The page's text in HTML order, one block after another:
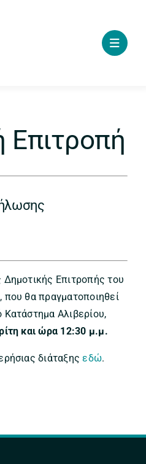
Επιτροπή
Δημοτικής Επιτροπής του
θα πραγματοποιηθεί
Αλιβερίου,
και ώρα 12:30 μ.μ.
διάταξηςεδώ.